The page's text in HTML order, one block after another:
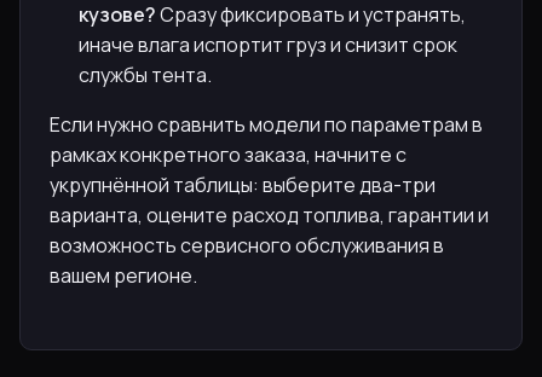
кузове?Сразу фиксировать и устранять,
иначе влага испортит груз и снизит срок
службы тента.
Если нужно сравнить модели по параметрам в
рамках конкретного заказа, начните с
укрупнённой таблицы: выберите два-три
варианта, оцените расход топлива, гарантии и
возможность сервисного обслуживания в
вашем регионе.